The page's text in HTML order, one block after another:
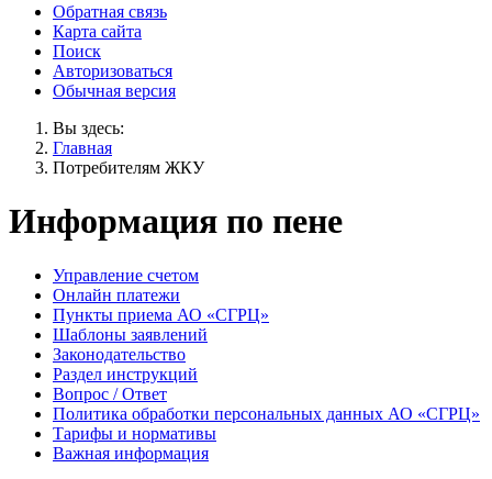
Обратная связь
Карта сайта
Поиск
Авторизоваться
Обычная версия
Вы здесь:
Главная
Потребителям ЖКУ
Информация по пене
Управление счетом
Онлайн платежи
Пункты приема АО «СГРЦ»
Шаблоны заявлений
Законодательство
Раздел инструкций
Вопрос / Ответ
Политика обработки персональных данных АО «СГРЦ»
Тарифы и нормативы
Важная информация